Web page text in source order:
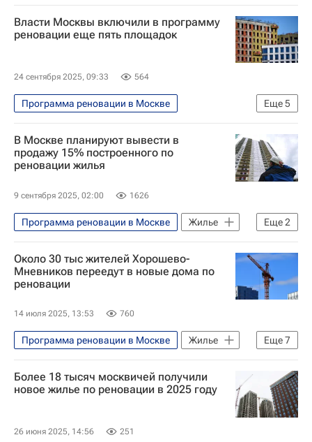
Сергей Собянин
Программа реновации в Москве
Жилье
Власти Москвы включили в программу
реновации еще пять площадок
24 сентября 2025, 09:33 564
Еще5
Программа реновации в Москве
Строительство
Москва
Программа реновации в Москве
Реновация
Жилье
В Москве планируют вывести в
продажу 15% построенного по
реновации жилья
9 сентября 2025, 02:00 1626
Еще2
Программа реновации в Москве
Жилье
Москва
Владимир Ефимов (Правительство Москвы)
Около 30 тыс жителей Хорошево-
Мневников переедут в новые дома по
реновации
14 июля 2025, 13:53 760
Еще7
Программа реновации в Москве
Жилье
Москва
Коммунарка (Москва)
Ясенево
Сергей Собянин
Реновация
Строительство
Более 18 тысяч москвичей получили
новое жилье по реновации в 2025 году
26 июня 2025, 14:56 251